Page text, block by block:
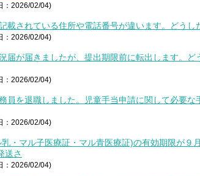
：2026/02/04)
載されている住所や電話番号が違います。どうし
：2026/02/04)
届が届きましたが、提出期限前に転出します。ど
：2026/02/04)
員を退職しました。児童手当申請に関して必要な
：2026/02/04)
・マル子医療証・マル青医療証)の有効期限が９
送さ
：2026/02/04)